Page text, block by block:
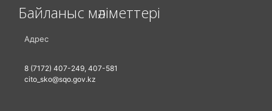
Байланыс мәліметтері
Адрес
8 (7172) 407-249, 407-581
cito_sko@sqo.gov.kz